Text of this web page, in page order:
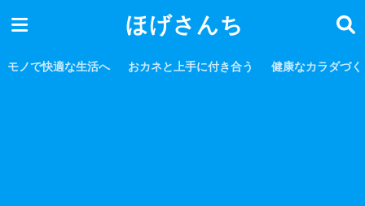
ほげさんち
モノで快適な生活へ おカネと上手に付き合う 健康なカラダづく